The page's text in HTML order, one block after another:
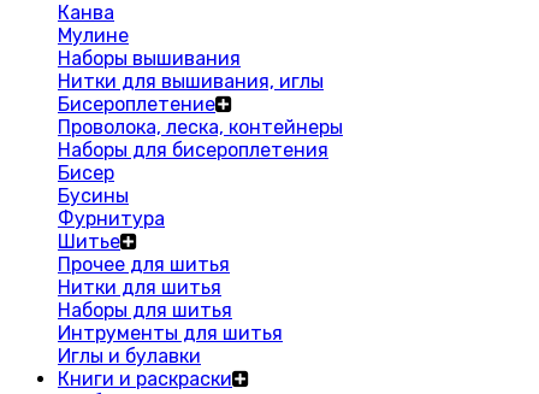
Канва
Мулине
Наборы вышивания
Нитки для вышивания, иглы
Бисероплетение
Проволока, леска, контейнеры
Наборы для бисероплетения
Бисер
Бусины
Фурнитура
Шитье
Прочее для шитья
Нитки для шитья
Наборы для шитья
Интрументы для шитья
Иглы и булавки
Книги и раскраски